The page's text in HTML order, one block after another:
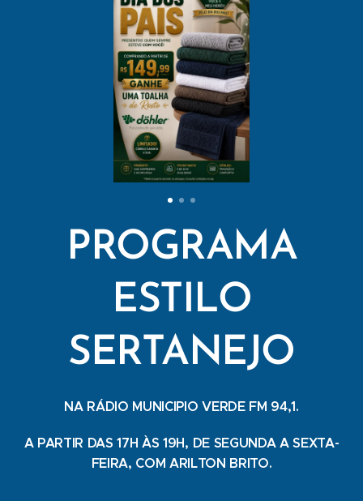
PROGRAMA
ESTILO
SERTANEJO
NA RÁDIO MUNICIPIO VERDE FM 94,1.
A PARTIR DAS 17H ÀS 19H, DE SEGUNDA A SEXTA-
FEIRA, COM ARILTON BRITO.